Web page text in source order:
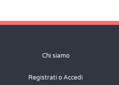
Ciao, ho provato a farla oggi per
risultato non cambia
Chi siamo
Registrati o Accedi